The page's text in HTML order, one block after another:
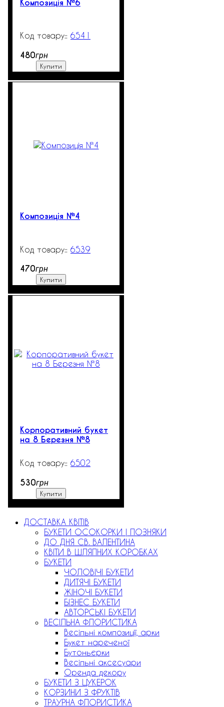
Композиція №6
6541
480грн
Купити
Композиція №4
6539
470грн
Купити
Корпоративний букет
на 8 Березня №8
6502
530грн
Купити
ДОСТАВКА КВІТІВ
БУКЕТИ ОСОКОРКИ | ПОЗНЯКИ
ДО ДНЯ СВ. ВАЛЕНТИНА
КВІТИ В ШЛЯПНИХ КОРОБКАХ
БУКЕТИ
ЧОЛОВІЧІ БУКЕТИ
ДИТЯЧІ БУКЕТИ
ЖІНОЧІ БУКЕТИ
БІЗНЕС БУКЕТИ
АВТОРСЬКІ БУКЕТИ
ВЕСІЛЬНА ФЛОРИСТИКА
Весільні композиції, арки
Букет нареченої
Бутоньєрки
Весільні аксесуари
Оренда декору
БУКЕТИ З ЦУКЕРОК
КОРЗИНИ З ФРУКТІВ
ТРАУРНА ФЛОРИСТИКА